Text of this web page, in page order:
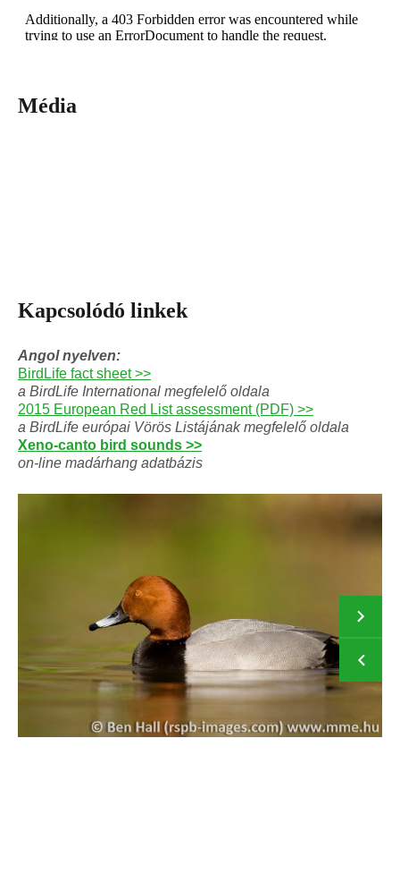
Média
Kapcsolódó linkek
Angol nyelven:
BirdLife fact sheet >>
a BirdLife International megfelelő oldala
2015 European Red List assessment (PDF) >>
a BirdLife európai Vörös Listájának megfelelő oldala
Xeno-canto bird sounds >>
on-line madárhang adatbázis